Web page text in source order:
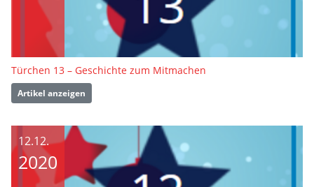
Türchen 13 – Geschichte zum Mitmachen
Artikel anzeigen
12.12.
2020